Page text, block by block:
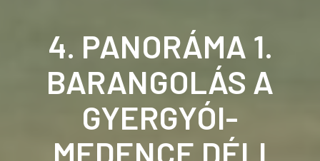
4. PANORÁMA 1.
BARANGOLÁS A
GYERGYÓI-
MEDENCE DÉLI